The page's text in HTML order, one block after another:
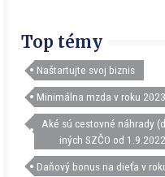
Top témy
Naštartujte svoj biznis
Minimálna mzda v roku 2023
Aké sú cestovné náhrady
iných SZČO od
Daňový bonus na dieťa v